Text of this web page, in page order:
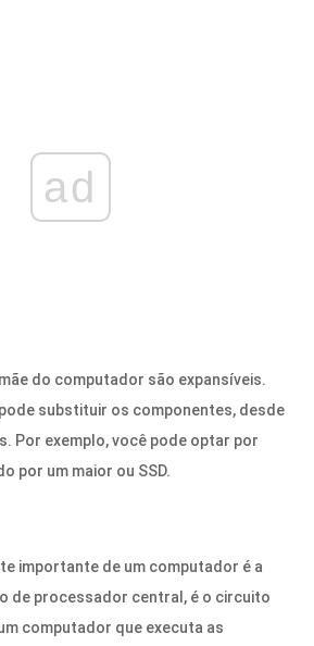
ad
do computador são expansíveis.
substituir os componentes, desde
Por exemplo, você pode optar por
por um maior ou SSD.
importante de um computador é a
de processador central, é o circuito
computador que executa as